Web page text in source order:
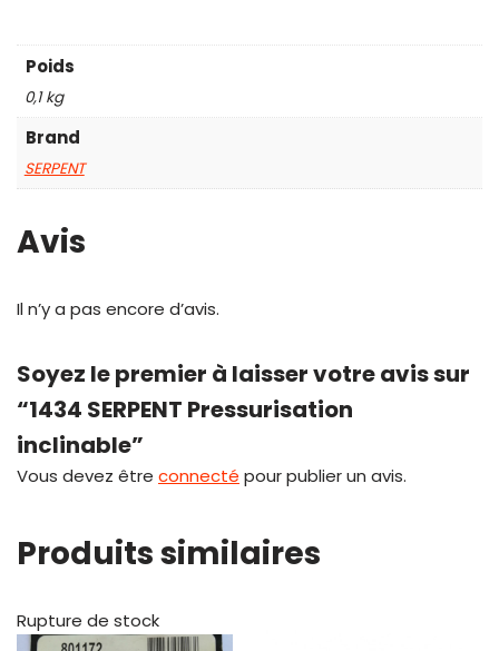
Poids
0,1 kg
Brand
SERPENT
Avis
Il n’y a pas encore d’avis.
Soyez le premier à laisser votre avis sur
“1434 SERPENT Pressurisation
inclinable”
Vous devez être connecté pour publier un avis.
Produits similaires
Rupture de stock